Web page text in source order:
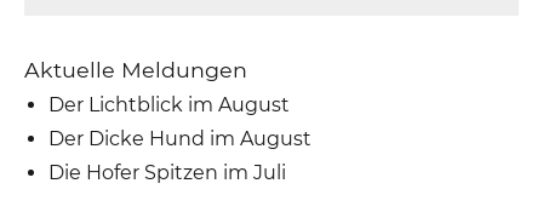
Aktuelle Meldungen
Der Lichtblick im August
Der Dicke Hund im August
Die Hofer Spitzen im Juli